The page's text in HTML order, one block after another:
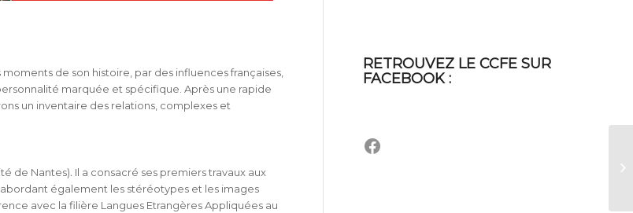
de son histoire, par des influences françaises,
marquée et spécifique. Après une rapide
un inventaire des relations, complexes et
de Nantes). Il a consacré ses premiers travaux aux
également les stéréotypes et les images
avec la filière Langues Etrangères Appliquées au
RETROUVEZ LE CCFE SUR
FACEBOOK :
Facebook